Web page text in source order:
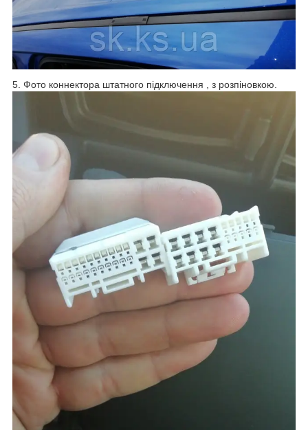
5. Фото коннектора штатного підключення , з розпіновкою.